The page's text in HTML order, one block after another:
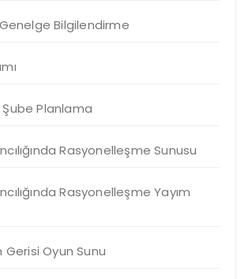
Bilgilendirme
Planlama
Rasyonelleşme Sunusu
Rasyonelleşme Yayım
Gerisi Oyun Sunu